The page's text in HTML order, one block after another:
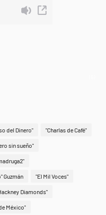
del Dinero" "Charlas de Café"
sin sueño"
Guzmán "El Mil Voces"
Diamonds"
México"